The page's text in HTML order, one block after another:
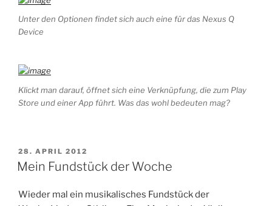
Unter den Optionen findet sich auch eine für das Nexus Q
Device
Klickt man darauf, öffnet sich eine Verknüpfung, die zum Play
Store und einer App führt. Was das wohl bedeuten mag?
VERÖFFENTLICHT
AM
28. APRIL 2012
Mein Fundstück der Woche
Wieder mal ein musikalisches Fundstück der